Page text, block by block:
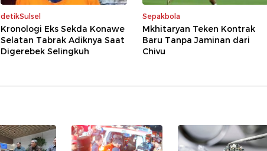
detikSulsel
Kronologi Eks Sekda Konawe
Selatan Tabrak Adiknya Saat
Digerebek Selingkuh
Sepakbola
Mkhitaryan Teken Kontrak
Baru Tanpa Jaminan dari
Chivu